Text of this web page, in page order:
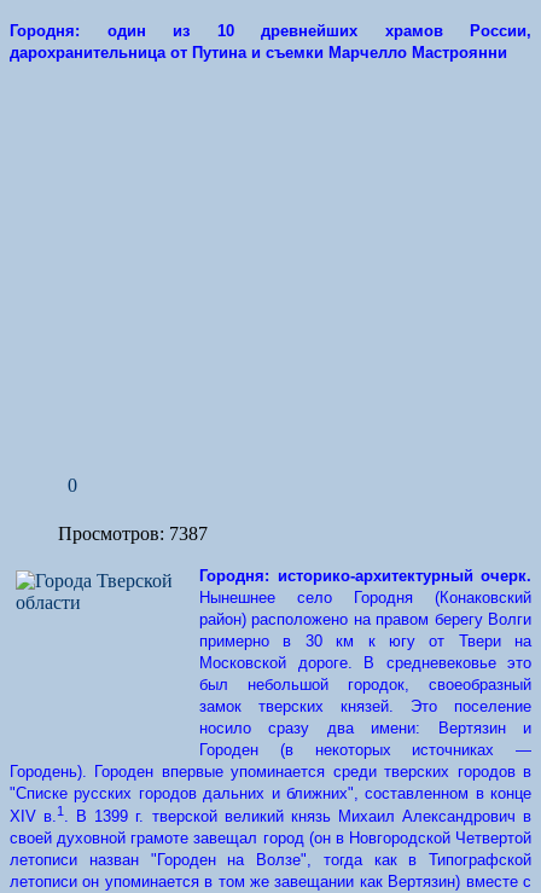
Городня: один из 10 древнейших храмов России,
дарохранительница от Путина и съемки Марчелло Мастроянни
0
Просмотров: 7387
Городня: историко-архитектурный очерк.
Нынешнее село Городня (Конаковский
район) расположено на правом берегу Волги
примерно в 30 км к югу от Твери на
Московской дороге. В средневековье это
был небольшой городок, своеобразный
замок тверских князей. Это поселение
носило сразу два имени: Вертязин и
Городен (в некоторых источниках —
Городень). Городен впервые упоминается среди тверских городов в
"Списке русских городов дальних и ближних", составленном в конце
XIV в.1 . В 1399 г. тверской великий князь Михаил Александрович в
своей духовной грамоте завещал город (он в Новгородской Четвертой
летописи назван "Городен на Волзе", тогда как в Типографской
летописи он упоминается в том же завещании как Вертязин) вместе с